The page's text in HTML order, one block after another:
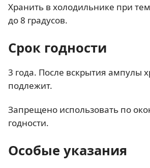
Хранить в холодильнике при
до 8 градусов.
Срок годности
3 года. После вскрытия ампулы
подлежит.
Запрещено использовать по
годности.
Особые указания